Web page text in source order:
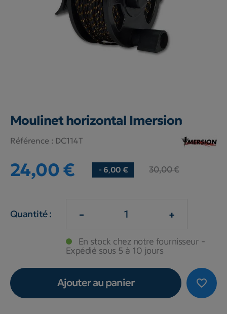
Moulinet horizontal Imersion
Référence : DC114T
24,00 € - 6,00 € 30,00 €
Quantité : - +
En stock chez notre fournisseur -
Expédié sous 5 à 10 jours
favorite_border
Ajouter au panier